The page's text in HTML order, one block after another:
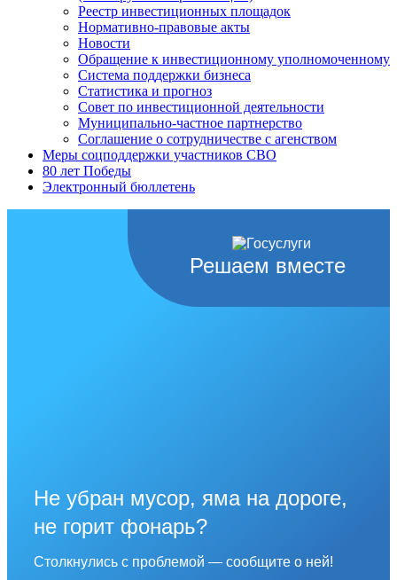
Реестр инвестиционных площадок
Нормативно-правовые акты
Новости
Обращение к инвестиционному уполномоченному
Система поддержки бизнеса
Статистика и прогноз
Совет по инвестиционной деятельности
Муниципально-частное партнерство
Соглашение о сотрудничестве с агенством
Меры соцподдержки участников СВО
80 лет Победы
Электронный бюллетень
Решаем вместе
Не убран мусор, яма на дороге,
не горит фонарь?
Столкнулись с проблемой — сообщите о ней!